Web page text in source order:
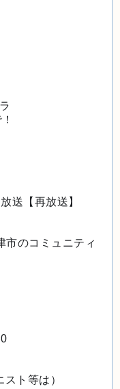
ラ
送【再放送】
市のコミュニティ
ト等は）